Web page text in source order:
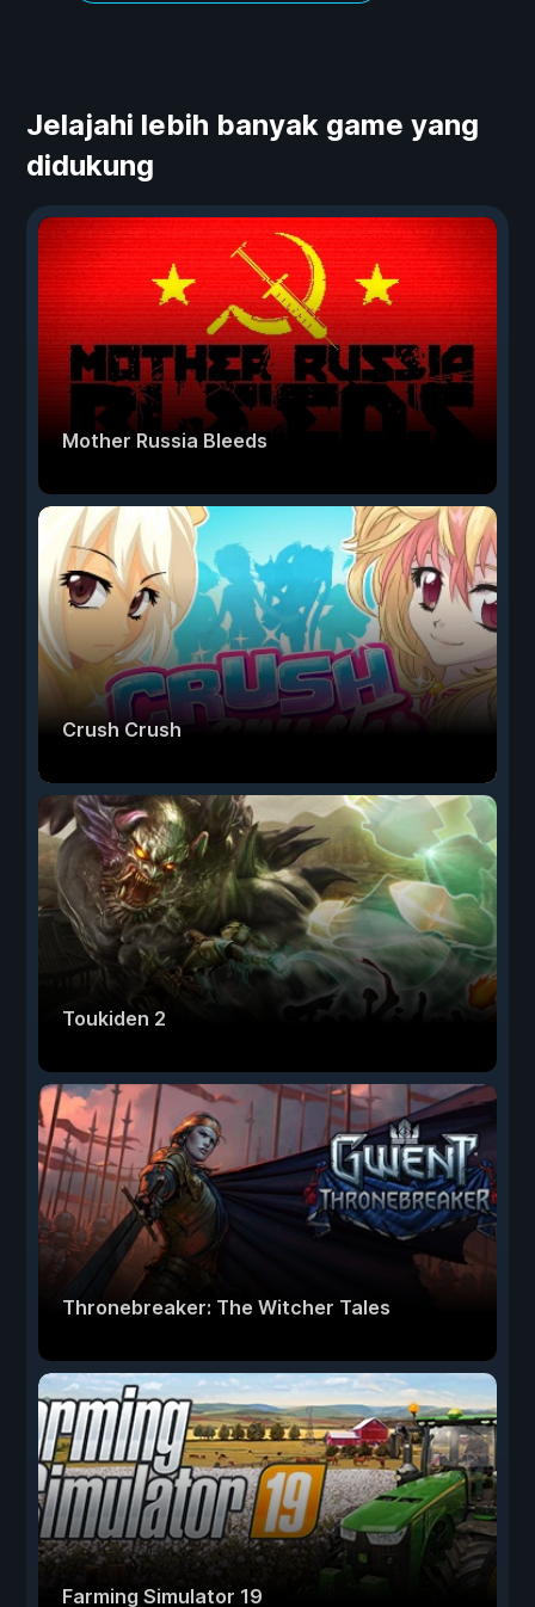
Jelajahi lebih banyak game yang
didukung
Mother Russia Bleeds
Crush Crush
Toukiden 2
Thronebreaker: The Witcher Tales
Farming Simulator 19